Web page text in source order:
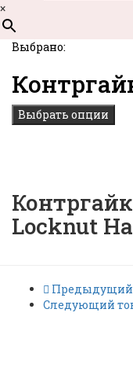
×
Выбрано:
Выбрать опции
Locknut
Предыдущий
Следующий